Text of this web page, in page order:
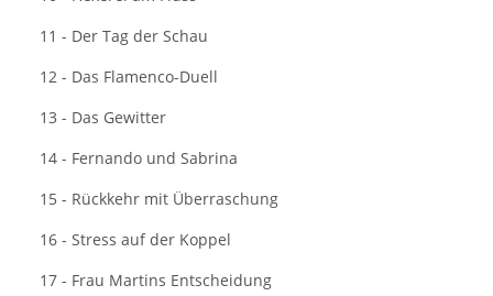
11 - Der Tag der Schau
12 - Das Flamenco-Duell
13 - Das Gewitter
14 - Fernando und Sabrina
15 - Rückkehr mit Überraschung
16 - Stress auf der Koppel
17 - Frau Martins Entscheidung